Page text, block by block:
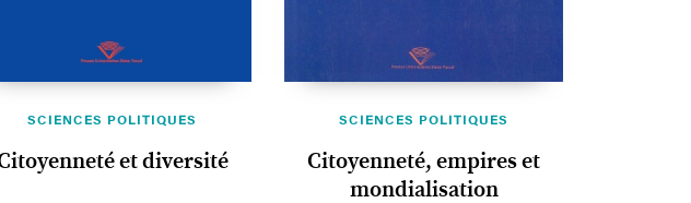
SCIENCES POLITIQUES
et diversité
SCIENCES POLITIQUES
Citoyenneté, empires et
mondialisation